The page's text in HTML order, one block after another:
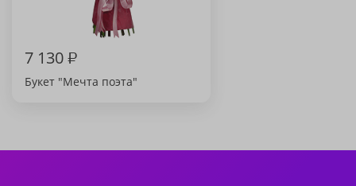
7 130₽
Букет "Мечта поэта"